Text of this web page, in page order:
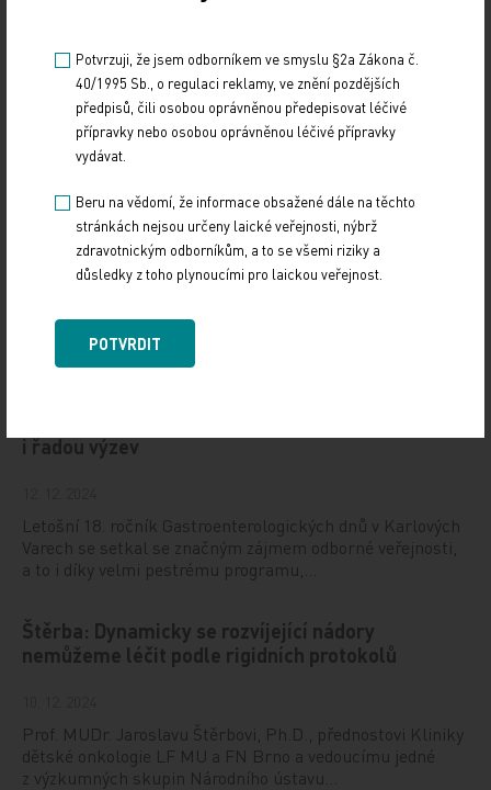
Zdroj: ČTK/Le Monde
Z MEDICÍNY
Doporučené
i řadou výzev
Letošní 18. ročník Gastroenterologických dnů v Karlových
Varech se setkal se značným zájmem odborné veřejnosti,
a to i díky velmi pestrému programu,…
Štěrba: Dynamicky se rozvíjející nádory
nemůžeme léčit podle rigidních protokolů
Prof. MUDr. Jaroslavu Štěrbovi, Ph.D., přednostovi Kliniky
dětské onkologie LF MU a FN Brno a vedoucímu jedné
z výzkumných skupin Národního ústavu…
Potvrzuji, že jsem odborníkem ve smyslu §2a Zákona č.
40/1995 Sb., o regulaci reklamy, ve znění pozdějších
předpisů, čili osobou oprávněnou předepisovat léčivé
přípravky nebo osobou oprávněnou léčivé přípravky
vydávat.
Beru na vědomí, že informace obsažené dále na těchto
stránkách nejsou určeny laické veřejnosti, nýbrž
zdravotnickým odborníkům, a to se všemi riziky a
důsledky z toho plynoucími pro laickou veřejnost.
POTVRDIT